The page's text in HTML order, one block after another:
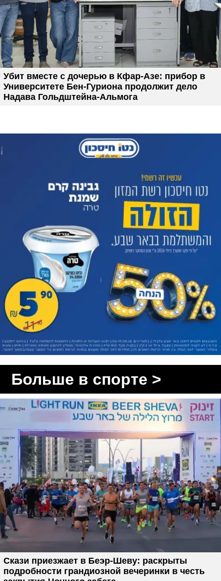
Убит вместе с дочерью в Кфар-Азе: прибор в
Университете Бен-Гуриона продолжит дело
Надава Гольдштейна-Альмога
Больше в спорте >
Скази приезжает в Беэр-Шеву: раскрыты
подробности грандиозной вечеринки в честь